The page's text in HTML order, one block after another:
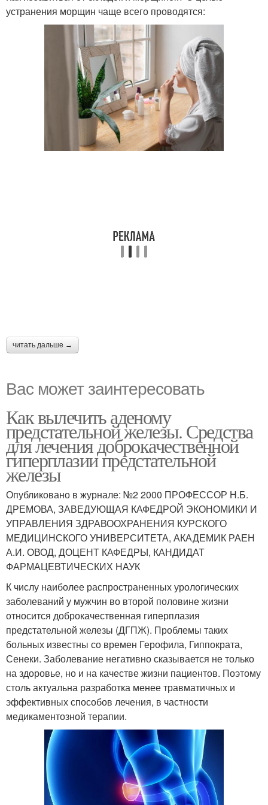
устранения морщин чаще всего проводятся:
читать дальше →
Вас может заинтересовать
Как вылечить аденому
предстательной железы. Средства
для лечения доброкачественной
гиперплазии предстательной
железы
Опубликовано в журнале: №2 2000 ПРОФЕССОР Н.Б.
ДРЕМОВА, ЗАВЕДУЮЩАЯ КАФЕДРОЙ ЭКОНОМИКИ И
УПРАВЛЕНИЯ ЗДРАВООХРАНЕНИЯ КУРСКОГО
МЕДИЦИНСКОГО УНИВЕРСИТЕТА, АКАДЕМИК РАЕН
А.И. ОВОД, ДОЦЕНТ КАФЕДРЫ, КАНДИДАТ
ФАРМАЦЕВТИЧЕСКИХ НАУК
К числу наиболее распространенных урологических
заболеваний у мужчин во второй половине жизни
относится доброкачественная гиперплазия
предстательной железы (ДГПЖ). Проблемы таких
больных известны со времен Герофила, Гиппократа,
Сенеки. Заболевание негативно сказывается не только
на здоровье, но и на качестве жизни пациентов. Поэтому
столь актуальна разработка менее травматичных и
эффективных способов лечения, в частности
медикаментозной терапии.